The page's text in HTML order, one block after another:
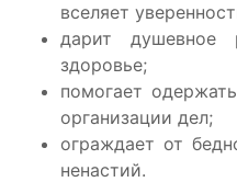
вселяет
дарит душевное
здоровье;
помогает
организации дел;
ограждает от
ненастий.